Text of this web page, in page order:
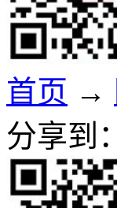
首页 →
分享到：